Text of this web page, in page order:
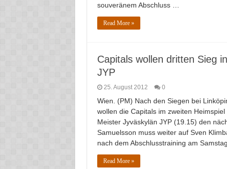
souveränem Abschluss …
Read More »
Capitals wollen dritten Sieg
JYP
25. August 2012 0
Wien. (PM) Nach den Siegen bei
wollen die Capitals im zweiten
Meister Jyväskylän JYP (19.15) den
Samuelsson muss weiter auf Sven
nach dem Abschlusstraining am
Read More »